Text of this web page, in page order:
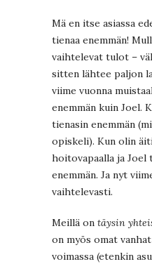
Mä en itse asiassa
tienaa enemmän!
vaihtelevat tulot –
sitten lähtee paljon
viime vuonna
enemmän kuin Joel.
tienasin enemmän
opiskeli). Kun olin
hoitovapaalla ja Joel
enemmän. Ja nyt
vaihtelevasti.
Meillä on täysin
on myös omat
voimassa (etenkin